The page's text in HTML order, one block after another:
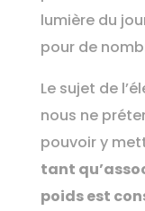
lumière du
pour de
Le sujet de
nous ne
pouvoir y
tant
poids est